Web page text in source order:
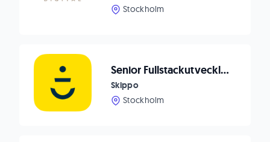
Stockholm
Senior Fullstackutvecklare på Nordens mest älskade navigationsapp och digital båtplattform
Skippo
Stockholm